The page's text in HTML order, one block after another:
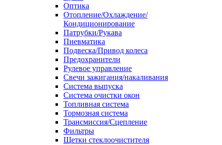
Тюбинги/Снегокаты
Запчасти
Назад
Запчасти
Автосвет
Двигатель
Кузов
Оптика
Отопление/Охлаждение/
Кондиционирование
Патрубки/Рукава
Пневматика
Подвеска/Привод колеса
Предохранители
Рулевое управление
Свечи зажигания/накаливания